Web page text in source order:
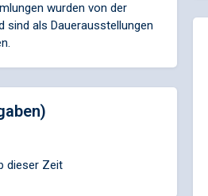
wurden von der
sind als Dauerausstellungen
dieser Zeit